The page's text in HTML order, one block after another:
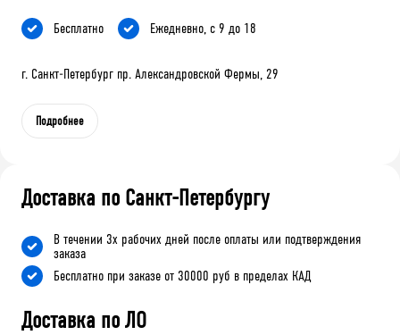
Бесплатно Ежедневно, с 9 до 18
г. Санкт-Петербург пр. Александровской Фермы, 29
Подробнее
Доставка по Санкт-Петербургу
В течении 3х рабочих дней после оплаты или подтверждения
заказа
Бесплатно при заказе от 30000 руб в пределах КАД
Доставка по ЛО